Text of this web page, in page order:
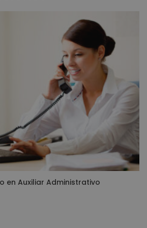
en Auxiliar Administrativo